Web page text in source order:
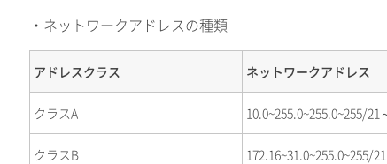
・ネットワークアドレスの種類
アドレスクラス ネットワークアドレス
クラスA 10.0~255.0~255.0~255/21
クラスB 172.16~31.0~255.0~255/